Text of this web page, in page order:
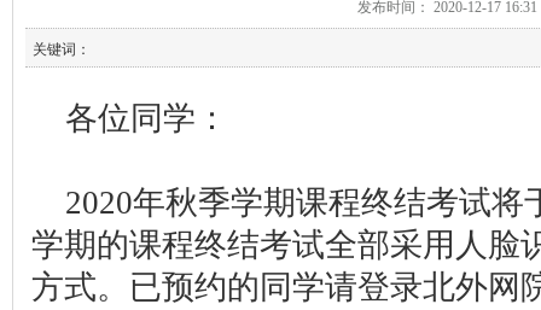
发布时间： 2020-12-17
关键词：
各位同学：
2020年秋季学期课程终结考试将
学期的课程终结考试全部采用人脸
方式。已预约的同学请登录北外网